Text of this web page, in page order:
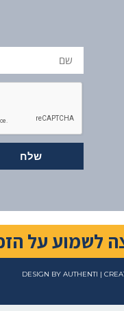
שם
שלח
לשמוע על
DESIGN BY AUTHENTI |